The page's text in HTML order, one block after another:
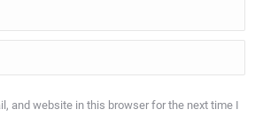
and website in this browser for the next time I